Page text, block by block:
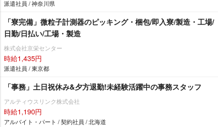
派遣社員 / 神奈川県
「寮完備」微粒子計測器のピッキング・梱包/即入寮/製造・工場/
日勤/日払い/工場・製造
株式会社京栄センター
時給1,435円
派遣社員 / 東京都
「事務」土日祝休み&夕方退勤!未経験活躍中の事務スタッフ
アルティウスリンク株式会社
時給1,190円
アルバイト・パート / 契約社員 / 北海道